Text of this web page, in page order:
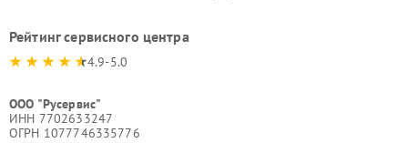
Рейтинг сервисного центра
4.9-5.0
ООО "Русервис"
ИНН 7702633247
ОГРН 1077746335776